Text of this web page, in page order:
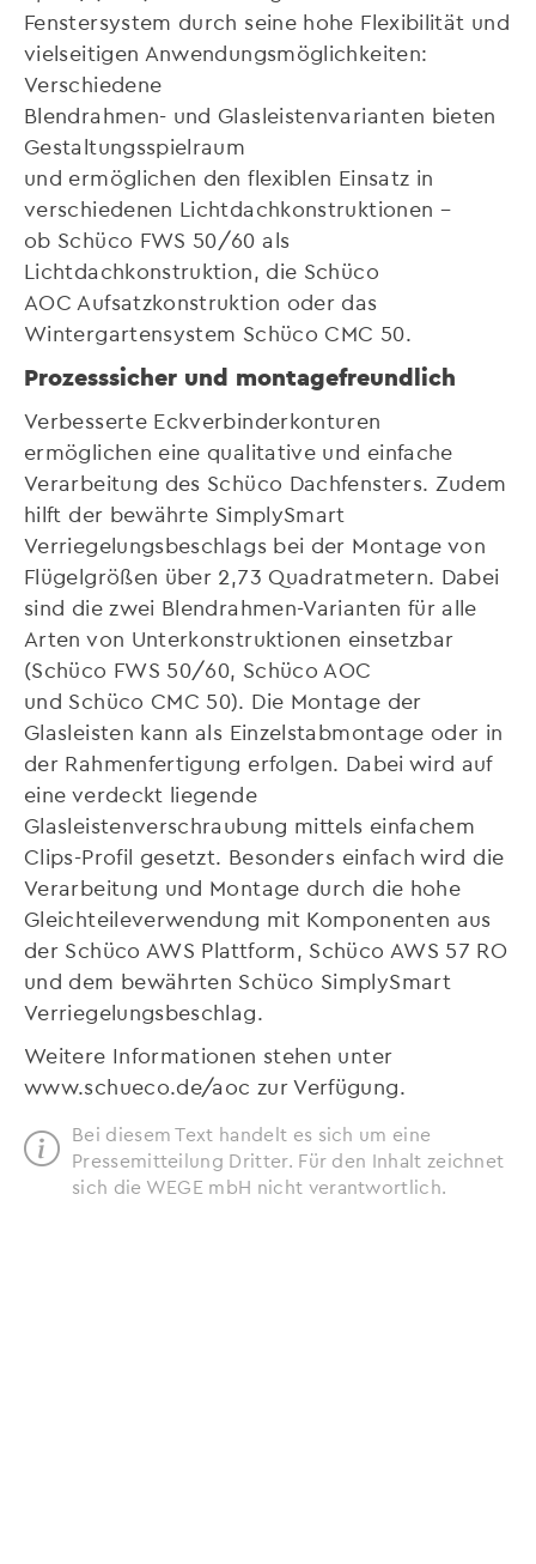
Fenstersystem durch seine hohe Flexibilität und
vielseitigen Anwendungsmöglichkeiten:
Verschiedene
Blendrahmen- und Glasleistenvarianten bieten
Gestaltungsspielraum
und ermöglichen den flexiblen Einsatz in
verschiedenen Lichtdachkonstruktionen –
ob Schüco FWS 50/60 als
Lichtdachkonstruktion, die Schüco
AOC Aufsatzkonstruktion oder das
Wintergartensystem Schüco CMC 50.
Prozesssicher und montagefreundlich
Verbesserte Eckverbinderkonturen
ermöglichen eine qualitative und einfache
Verarbeitung des Schüco Dachfensters. Zudem
hilft der bewährte SimplySmart
Verriegelungsbeschlags bei der Montage von
Flügelgrößen über 2,73 Quadratmetern. Dabei
sind die zwei Blendrahmen-Varianten für alle
Arten von Unterkonstruktionen einsetzbar
(Schüco FWS 50/60, Schüco AOC
und Schüco CMC 50). Die Montage der
Glasleisten kann als Einzelstabmontage oder in
der Rahmenfertigung erfolgen. Dabei wird auf
eine verdeckt liegende
Glasleistenverschraubung mittels einfachem
Clips-Profil gesetzt. Besonders einfach wird die
Verarbeitung und Montage durch die hohe
Gleichteileverwendung mit Komponenten aus
der Schüco AWS Plattform, Schüco AWS 57 RO
und dem bewährten Schüco SimplySmart
Verriegelungsbeschlag.
Weitere Informationen stehen unter
www.schueco.de/aoc zur Verfügung.
Bei diesem Text handelt es sich um eine
Pressemitteilung Dritter. Für den Inhalt zeichnet
sich die WEGE mbH nicht verantwortlich.